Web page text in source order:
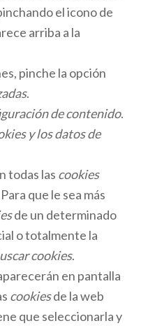
el icono de
arriba a la
pinche la opción
.
de contenido.
y los datos de
todas las cookies
que le sea más
de un determinado
o totalmente la
cookies.
en pantalla
cookiesde la web
que seleccionarla y